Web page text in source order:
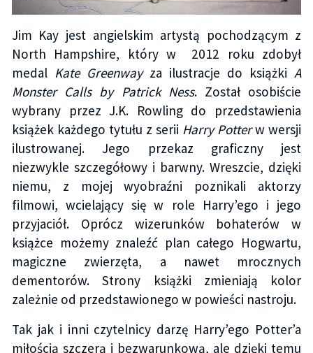
Jim Kay jest angielskim artystą pochodzącym z
North Hampshire, który w 2012 roku zdobył
medal Kate Greenwayza ilustracje do książkiA
Monster Calls by Patrick Ness. Został osobiście
wybrany przez J.K. Rowling do przedstawienia
książek każdego tytułu z serii Harry Potterw wersji
ilustrowanej. Jego przekaz graficzny jest
niezwykle szczegółowy i barwny. Wreszcie, dzięki
niemu, z mojej wyobraźni poznikali aktorzy
filmowi, wcielający się w role Harry’ego i jego
przyjaciół. Oprócz wizerunków bohaterów w
książce możemy znaleźć plan całego Hogwartu,
magiczne zwierzęta, a nawet mrocznych
dementorów. Strony książki zmieniają kolor
zależnie od przedstawionego w powieści nastroju.
Tak jak i inni czytelnicy darzę Harry’ego Potter’a
miłością szczerą i bezwarunkową, ale dzięki temu